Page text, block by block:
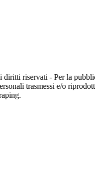
riservati - Per la
trasmessi e/o